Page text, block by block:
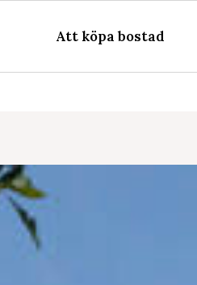
Att köpa bostad